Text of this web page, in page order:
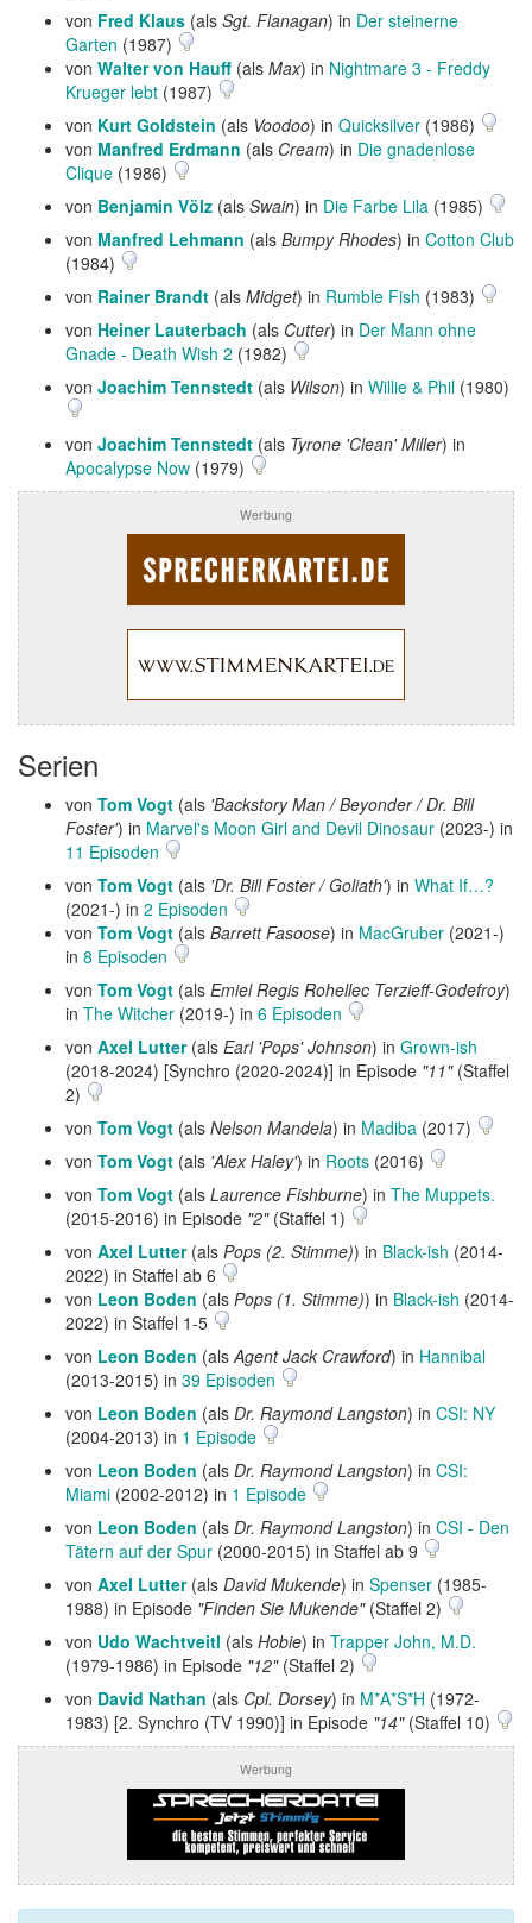
von Fred Klaus (als Sgt. Flanagan) in Der steinerne
Garten (1987)
von Walter von Hauff (als Max) in Nightmare 3 - Freddy
Krueger lebt (1987)
von Kurt Goldstein (als Voodoo) in Quicksilver (1986)
von Manfred Erdmann (als Cream) in Die gnadenlose
Clique (1986)
von Benjamin Völz (als Swain) in Die Farbe Lila (1985)
von Manfred Lehmann (als Bumpy Rhodes) in Cotton Club
(1984)
von Rainer Brandt (als Midget) in Rumble Fish (1983)
von Heiner Lauterbach (als Cutter) in Der Mann ohne
Gnade - Death Wish 2 (1982)
von Joachim Tennstedt (als Wilson) in Willie & Phil (1980)
von Joachim Tennstedt (als Tyrone 'Clean' Miller) in
Apocalypse Now (1979)
Werbung
Serien
von Tom Vogt (als 'Backstory Man / Beyonder / Dr. Bill
Foster') in Marvel's Moon Girl and Devil Dinosaur (2023-) in
11 Episoden
von Tom Vogt (als 'Dr. Bill Foster / Goliath') in What If…?
(2021-) in 2 Episoden
von Tom Vogt (als Barrett Fasoose) in MacGruber (2021-)
in 8 Episoden
von Tom Vogt (als Emiel Regis Rohellec Terzieff-Godefroy)
in The Witcher (2019-) in 6 Episoden
von Axel Lutter(als Earl 'Pops' Johnson) in Grown-ish
(2018-2024) [Synchro (2020-2024)] in Episode "11"(Staffel
2)
von Tom Vogt (als Nelson Mandela) in Madiba (2017)
von Tom Vogt (als 'Alex Haley') in Roots (2016)
von Tom Vogt (als Laurence Fishburne) in The Muppets.
(2015-2016) in Episode "2"(Staffel 1)
von Axel Lutter(als Pops (2. Stimme)) in Black-ish (2014-
2022) in Staffel ab 6
von Leon Boden (als Pops (1. Stimme)) in Black-ish (2014-
2022) in Staffel 1-5
von Leon Boden (alsAgent Jack Crawford) in Hannibal
(2013-2015) in 39 Episoden
von Leon Boden (als Dr. Raymond Langston) in CSI: NY
(2004-2013) in 1 Episode
von Leon Boden (als Dr. Raymond Langston) in CSI:
Miami (2002-2012) in 1 Episode
von Leon Boden (als Dr. Raymond Langston) in CSI - Den
Tätern auf der Spur (2000-2015) in Staffel ab 9
von Axel Lutter(als David Mukende) in Spenser (1985-
1988) in Episode "Finden Sie Mukende"(Staffel 2)
von Udo Wachtveitl (als Hobie) in Trapper John, M.D.
(1979-1986) in Episode "12"(Staffel 2)
von David Nathan (als Cpl. Dorsey) in M*A*S*H (1972-
1983) [2. Synchro (TV 1990)] in Episode "14"(Staffel 10)
Werbung